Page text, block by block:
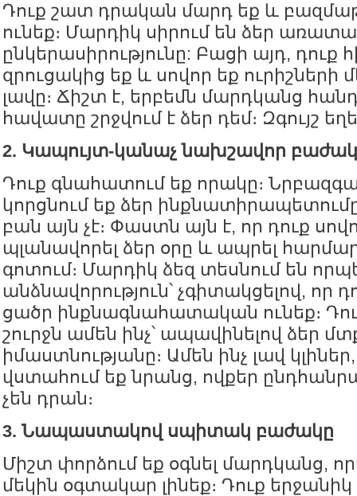
Դուք շատ դրական մարդ եք և
ունեք։ Մարդիկ սիրում են ձեր
ընկերասիրությունը: Բացի այդ, դուք
զրուցակից եք և սովոր եք ուրիշների
լավը։ Ճիշտ է, երբեմն մարդկանց
հավատը շրջվում է ձեր դեմ։ Զգույշ
2. Կապույտ-կանաչ նախշավոր
Դուք գնահատում եք որակը։
կորցնում եք ձեր
բան այն չէ։ Փաստն այն է, որ դուք
պլանավորել ձեր օրը և ապրել
գոտում։ Մարդիկ ձեզ տեսնում են
անձնավորություն՝ չգիտակցելով, որ
ցածր ինքնագնահատական ունեք։
շուրջն ամեն ինչ՝ ապավինելով ձեր
իմաստնությանը։ Ամեն ինչ լավ
վստահում եք նրանց, ովքեր
չեն դրան։
3. Նապաստակով սպիտակ բաժակը
Միշտ փորձում եք օգնել մարդկանց,
մեկին օգտակար լինեք։ Դուք երջանիկ